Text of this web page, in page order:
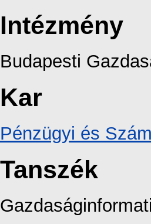
Intézmény
Budapesti
Kar
Pénzügyi és
Tanszék